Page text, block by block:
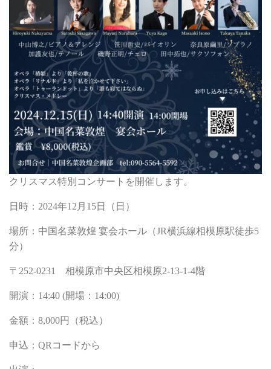
クリスマス特別コンサートを開催します。
日時：2024年12月15日（日）
場所：中国名菜敦煌 宴会ホール（JR横浜線相模原駅徒歩5
分）
〒252-0231 相模原市中央区相模原2-13-1-4階
開演：14:40 (開場：14:00)
金額：8,000円（税込）
申込：QRコードから